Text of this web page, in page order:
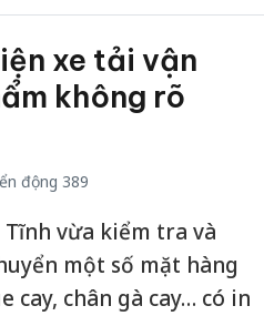
xe tải vận
không rõ
động 389
vừa kiểm tra và
một số mặt hàng
cay, chân gà cay… có in